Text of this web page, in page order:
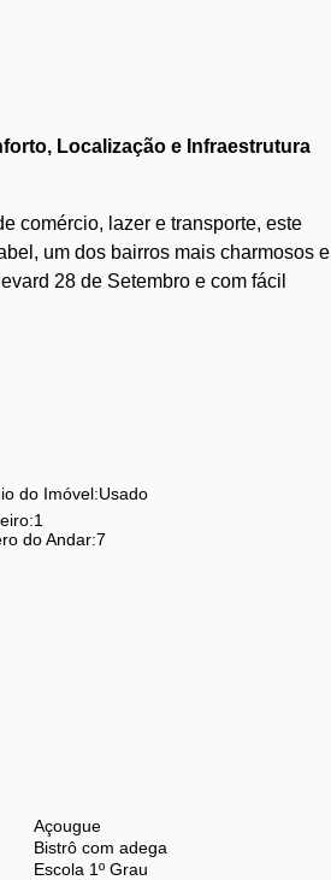
Localização e Infraestrutura
comércio, lazer e transporte, este
um dos bairros mais charmosos e
28 de Setembro e com fácil
com armários
maior praticidade no dia a dia
28 de Setembro, o imóvel
cultural, com destaque para
Maracanã
do Imóvel:Usado
1
do Andar:7
Açougue
Bistrô com adega
Escola 1º Grau